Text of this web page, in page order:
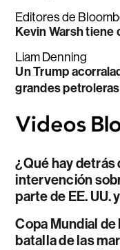
Editores de
Kevin Warsh tiene
Liam Denning
Un Trump
grandes petroleras
¿Qué hay detrás
intervención
parte de EE. UU.
Copa Mundial de
batalla de las